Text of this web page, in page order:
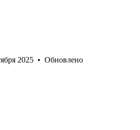
2025 • Обновлено